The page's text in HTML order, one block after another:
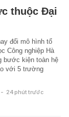
thuộc Đại
đổi mô hình tổ
Công nghiệp Hà
bước kiện toàn hệ
với 5 trường
- 24 phút trước